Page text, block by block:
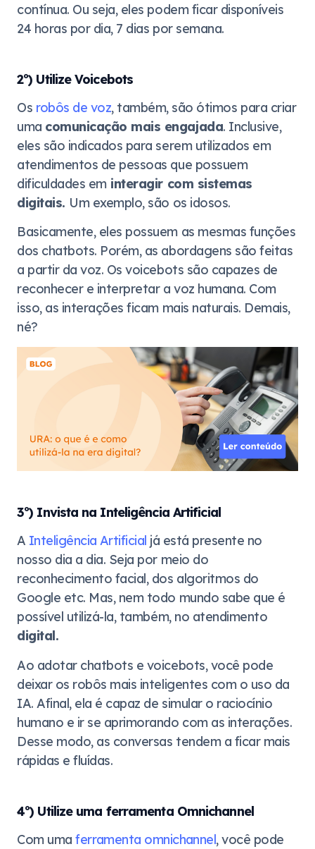
contínua. Ou seja, eles podem ficar disponíveis
24 horas por dia, 7 dias por semana.
2º) Utilize Voicebots
Os robôs de voz, também, são ótimos para criar
uma comunicação mais engajada. Inclusive,
eles são indicados para serem utilizados em
atendimentos de pessoas que possuem
dificuldades em interagir com sistemas
digitais. Um exemplo, são os idosos.
Basicamente, eles possuem as mesmas funções
dos chatbots. Porém, as abordagens são feitas
a partir da voz. Os voicebots são capazes de
reconhecer e interpretar a voz humana. Com
isso, as interações ficam mais naturais. Demais,
né?
3º) Invista na Inteligência Artificial
A Inteligência Artificial já está presente no
nosso dia a dia. Seja por meio do
reconhecimento facial, dos algoritmos do
Google etc. Mas, nem todo mundo sabe que é
possível utilizá-la, também, no atendimento
digital.
Ao adotar chatbots e voicebots, você pode
deixar os robôs mais inteligentes com o uso da
IA. Afinal, ela é capaz de simular o raciocínio
humano e ir se aprimorando com as interações.
Desse modo, as conversas tendem a ficar mais
rápidas e fluídas.
4º) Utilize uma ferramenta Omnichannel
Com umaferramenta omnichannel, você pode